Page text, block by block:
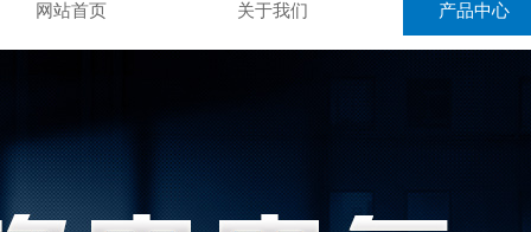
网站首页 关于我们 产品中心